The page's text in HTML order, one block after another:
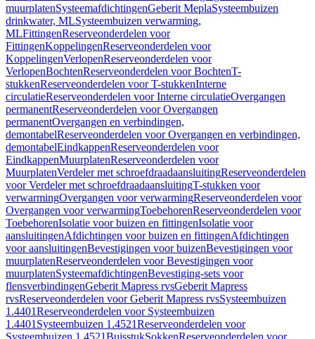
muurplatenSysteemafdichtingenGeberit MeplaSysteembuizen
drinkwater, MLSysteembuizen verwarming,
MLFittingenReserveonderdelen voor
FittingenKoppelingenReserveonderdelen voor
KoppelingenVerlopenReserveonderdelen voor
VerlopenBochtenReserveonderdelen voor BochtenT-
stukkenReserveonderdelen voor T-stukkenInterne
circulatieReserveonderdelen voor Interne circulatieOvergangen
permanentReserveonderdelen voor Overgangen
permanentOvergangen en verbindingen,
demontabelReserveonderdelen voor Overgangen en verbindingen,
demontabelEindkappenReserveonderdelen voor
EindkappenMuurplatenReserveonderdelen voor
MuurplatenVerdeler met schroefdraadaansluitingReserveonderdelen
voor Verdeler met schroefdraadaansluitingT-stukken voor
verwarmingOvergangen voor verwarmingReserveonderdelen voor
Overgangen voor verwarmingToebehorenReserveonderdelen voor
ToebehorenIsolatie voor buizen en fittingenIsolatie voor
aansluitingenAfdichtingen voor buizen en fittingenAfdichtingen
voor aansluitingenBevestigingen voor buizenBevestigingen voor
muurplatenReserveonderdelen voor Bevestigingen voor
muurplatenSysteemafdichtingenBevestiging-sets voor
flensverbindingenGeberit Mapress rvsGeberit Mapress
rvsReserveonderdelen voor Geberit Mapress rvsSysteembuizen
1.4401Reserveonderdelen voor Systeembuizen
1.4401 Systeembuizen 1.4521Reserveonderdelen voor
Systeembuizen 1.4521BuisstukSokkenReserveonderdelen voor